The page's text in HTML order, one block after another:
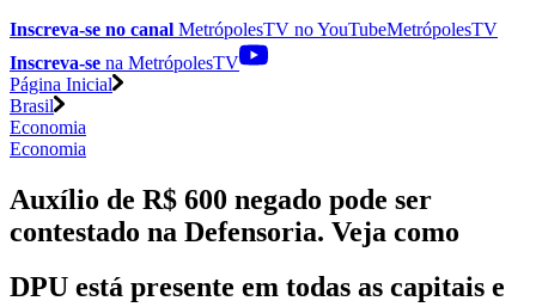
Inscreva-se no canal MetrópolesTV noYouTubeMetrópolesTV
Inscreva-se na MetrópolesTV
Página Inicial
Brasil
Economia
Economia
Auxílio de R$ 600 negado pode ser
contestado na Defensoria. Veja como
DPU está presente em todas as capitais e